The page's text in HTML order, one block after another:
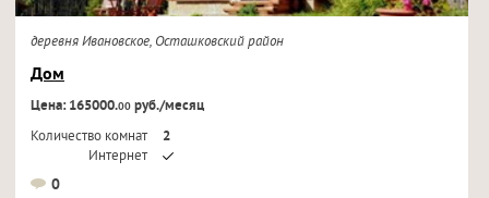
деревня Ивановское, Осташковский район
Дом
Цена: 165000.00руб./месяц
Количество комнат
2
Интернет
0